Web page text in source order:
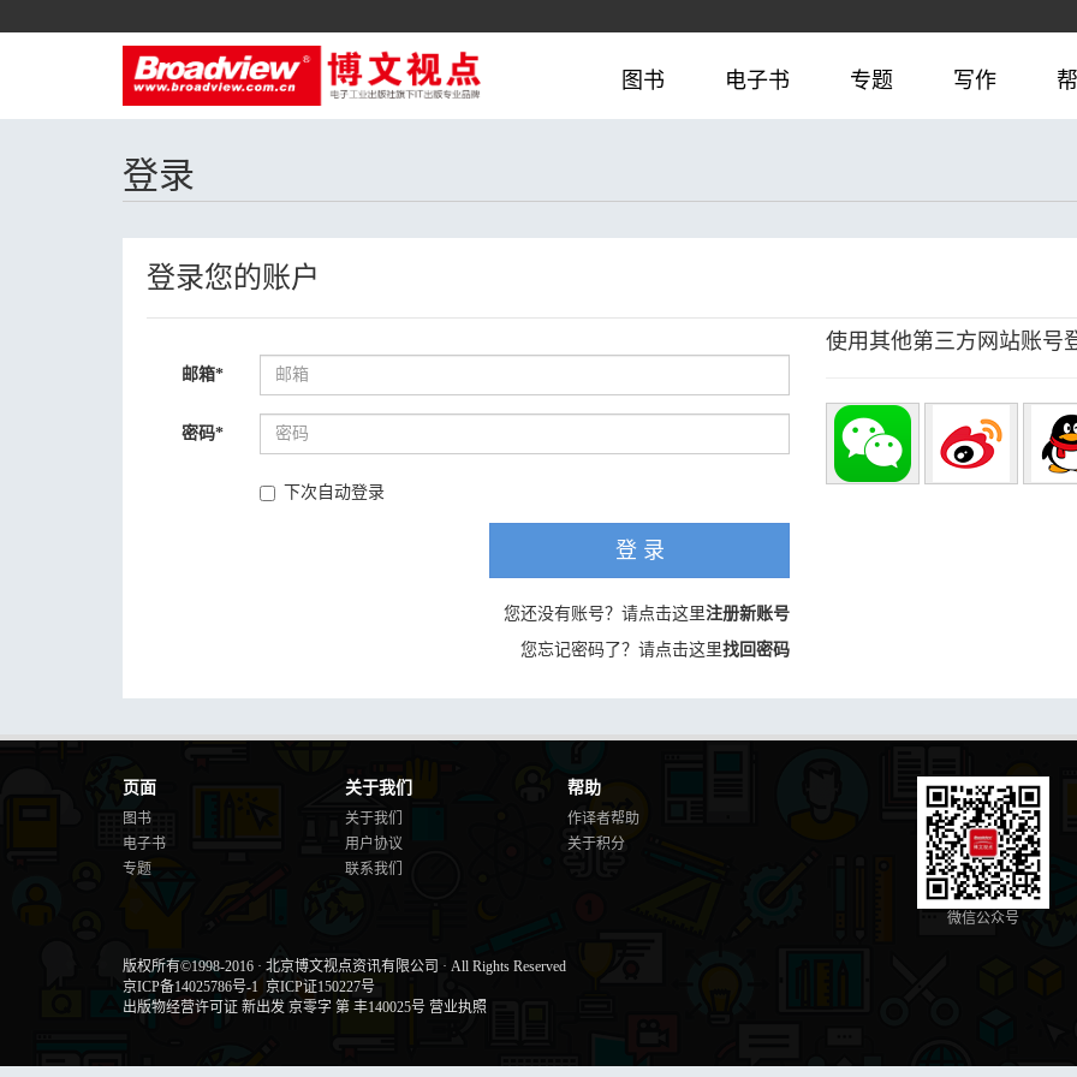
图书 电子书 专题 写作
登录
登录您的账户
邮箱*
密码*
下次自动登录
登 录
您还没有账号？请点击这里注册新账号
您忘记密码了？请点击这里找回密码
使用其他第三方网站账号
页面
图书
电子书
专题
关于我们
关于我们
用户协议
联系我们
帮助
作译者帮助
关于积分
微信公众号
版权所有©1998-2016 · 北京博文视点资讯有限公司 · All Rights Reserved
京ICP备14025786号-1 京ICP证150227号
出版物经营许可证 新出发 京零字 第 丰140025号 营业执照